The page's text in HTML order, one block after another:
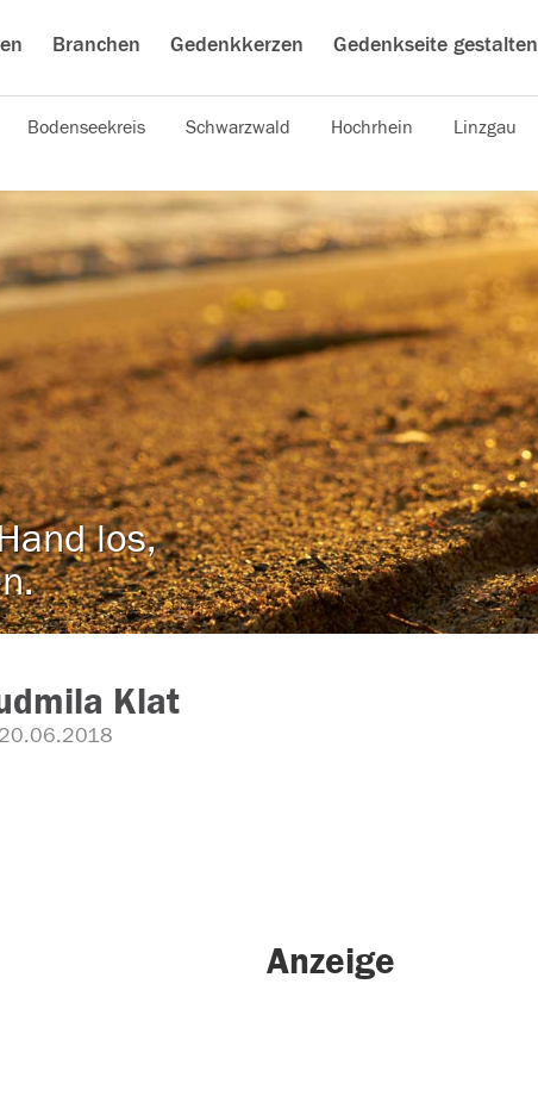
Branchen Gedenkkerzen Gedenkseite gestalten
Bodenseekreis Schwarzwald Hochrhein Linzgau
los,
Klat
20.06.2018
Anzeige